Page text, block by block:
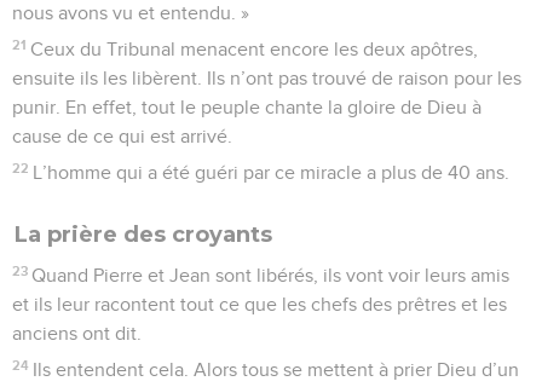
nous avons vu et entendu. »
21 Ceux du Tribunal menacent encore les deux apôtres,
ensuite ils les libèrent. Ils n’ont pas trouvé de raison pour les
punir. En effet, tout le peuple chante la gloire de Dieu à
cause de ce qui est arrivé.
22 L’homme qui a été guéri par ce miracle a plus de 40 ans.
La prière des croyants
23 Quand Pierre et Jean sont libérés, ils vont voir leurs amis
et ils leur racontent tout ce que les chefs des prêtres et les
anciens ont dit.
24 Ils entendent cela. Alors tous se mettent à prier Dieu d’un